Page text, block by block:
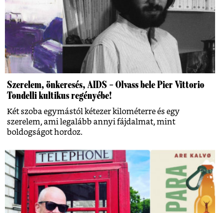
Szerelem, önkeresés, AIDS – Olvass bele Pier Vittorio
Tondelli kultikus regényébe!
Két szoba egymástól kétezer kilométerre és egy
szerelem, ami legalább annyi fájdalmat, mint
boldogságot hordoz.